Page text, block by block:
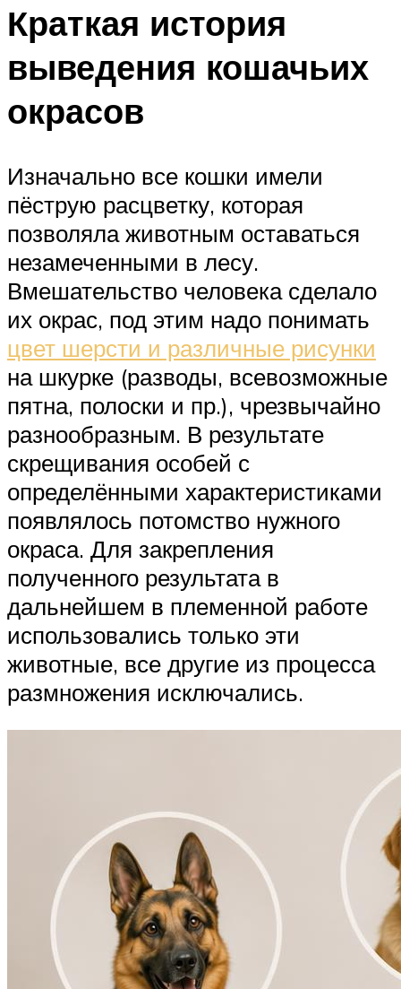
Краткая история
выведения кошачьих
окрасов
Изначально все кошки имели
пёструю расцветку, которая
позволяла животным оставаться
незамеченными в лесу.
Вмешательство человека сделало
их окрас, под этим надо понимать
цвет шерсти и различные рисунки
на шкурке (разводы, всевозможные
пятна, полоски и пр.), чрезвычайно
разнообразным. В результате
скрещивания особей с
определёнными характеристиками
появлялось потомство нужного
окраса. Для закрепления
полученного результата в
дальнейшем в племенной работе
использовались только эти
животные, все другие из процесса
размножения исключались.